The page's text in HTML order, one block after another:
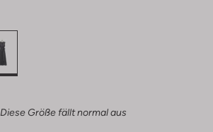
Diese Größe fällt normal aus